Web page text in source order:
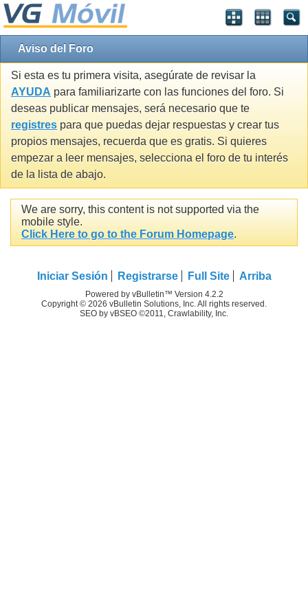
Aviso del Foro
Si esta es tu primera visita, asegúrate de revisar la
AYUDA para familiarizarte con las funciones del foro. Si
deseas publicar mensajes, será necesario que te
registres para que puedas dejar respuestas y crear tus
propios mensajes, recuerda que es gratis. Si quieres
empezar a leer mensajes, selecciona el foro de tu interés
de la lista de abajo.
We are sorry, this content is not supported via the
mobile style.
Click Here to go to the Forum Homepage.
Iniciar Sesión Registrarse Full Site Arriba
Powered by vBulletin™ Version 4.2.2
Copyright © 2026 vBulletin Solutions, Inc. All rights reserved.
SEO by vBSEO ©2011, Crawlability, Inc.